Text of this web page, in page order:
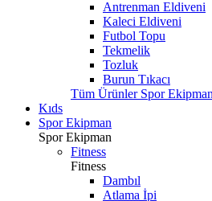
Antrenman Eldiveni
Kaleci Eldiveni
Futbol Topu
Tekmelik
Tozluk
Burun Tıkacı
Tüm Ürünler Spor Ekipman
Kıds
Spor Ekipman
Spor Ekipman
Fitness
Fitness
Dambıl
Atlama İpi